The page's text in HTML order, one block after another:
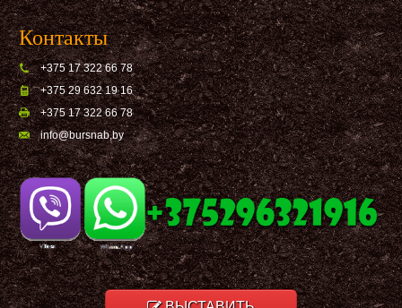
Контакты
+375 17 322 66 78
+375 29 632 19 16
+375 17 322 66 78
info@bursnab,by